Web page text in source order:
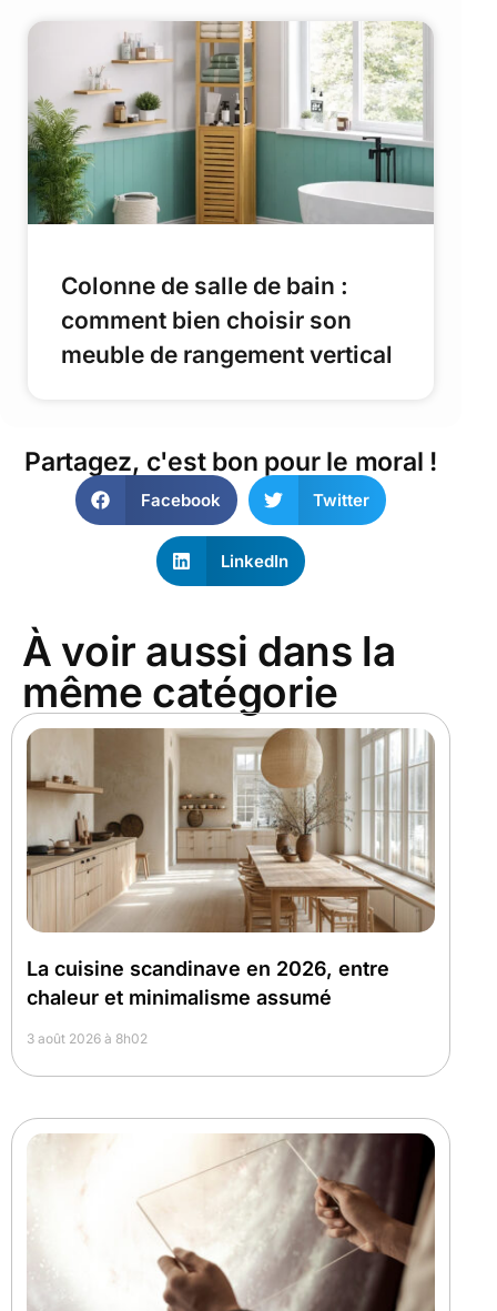
Colonne de salle de bain :
comment bien choisir son
meuble de rangement vertical
Partagez, c'est bon pour le moral !
Facebook Twitter
LinkedIn
À voir aussi dans la
même catégorie
La cuisine scandinave en 2026, entre
chaleur et minimalisme assumé
3 août 2026 à 8h02